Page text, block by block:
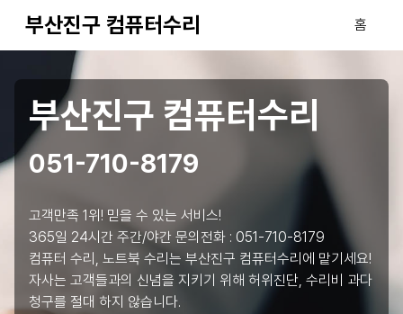
부산진구 컴퓨터수리 홈
부산진구 컴퓨터수리
051-710-8179
고객만족 1위! 믿을 수 있는 서비스!
365일 24시간 주간/야간 문의전화 : 051-710-8179
컴퓨터 수리, 노트북 수리는 부산진구 컴퓨터수리에 맡기세요!
자사는 고객들과의 신념을 지키기 위해 허위진단, 수리비 과다
청구를 절대 하지 않습니다.